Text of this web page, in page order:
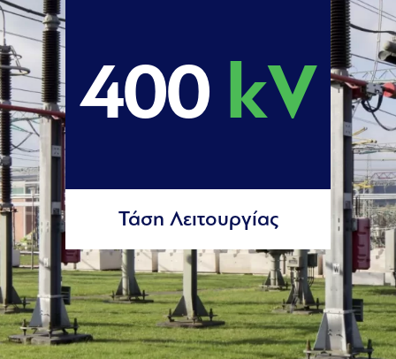
400 kV
Τάση Λειτουργίας